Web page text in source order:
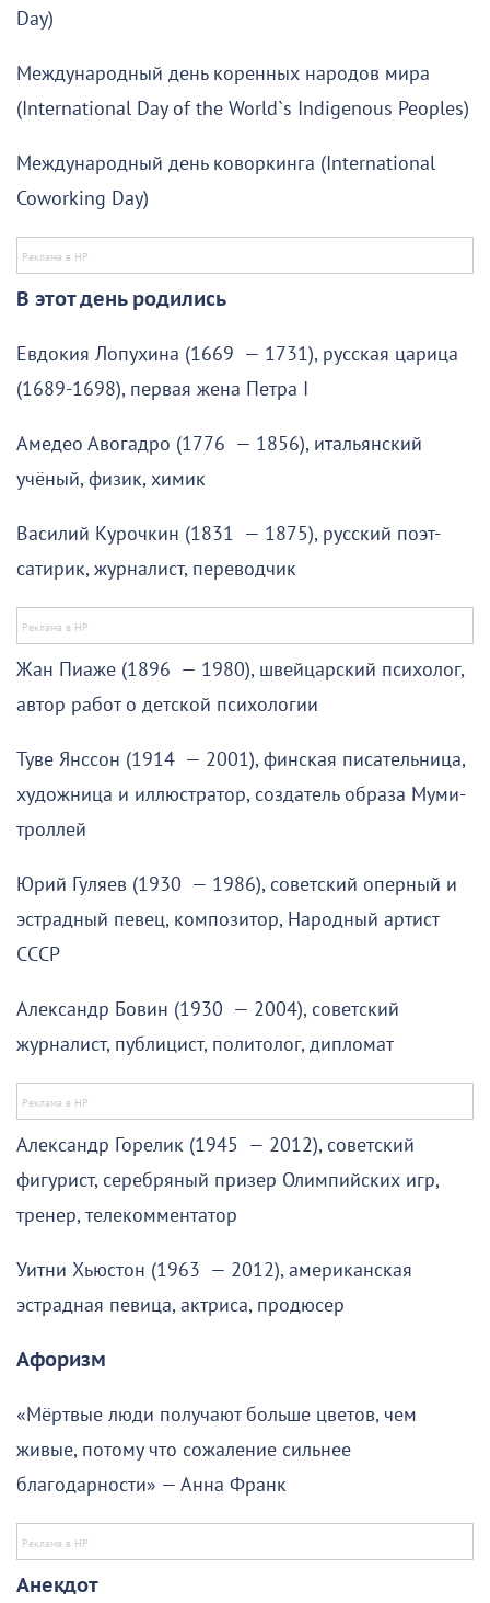
Day)
Международный день коренных народов мира
(International Day of the World`s Indigenous Peoples)
Международный день коворкинга (International
Coworking Day)
В этот день родились
Евдокия Лопухина (1669 — 1731), русская царица
(1689-1698), первая жена Петра I
Амедео Авогадро (1776 — 1856), итальянский
учёный, физик, химик
Василий Курочкин (1831 — 1875), русский поэт-
сатирик, журналист, переводчик
Жан Пиаже (1896 — 1980), швейцарский психолог,
автор работ о детской психологии
Туве Янссон (1914 — 2001), финская писательница,
художница и иллюстратор, создатель образа Муми-
троллей
Юрий Гуляев (1930 — 1986), советский оперный и
эстрадный певец, композитор, Народный артист
СССР
Александр Бовин (1930 — 2004), советский
журналист, публицист, политолог, дипломат
Александр Горелик (1945 — 2012), советский
фигурист, серебряный призер Олимпийских игр,
тренер, телекомментатор
Уитни Хьюстон (1963 — 2012), американская
эстрадная певица, актриса, продюсер
Афоризм
«Мёртвые люди получают больше цветов, чем
живые, потому что сожаление сильнее
благодарности» — Анна Франк
Анекдот